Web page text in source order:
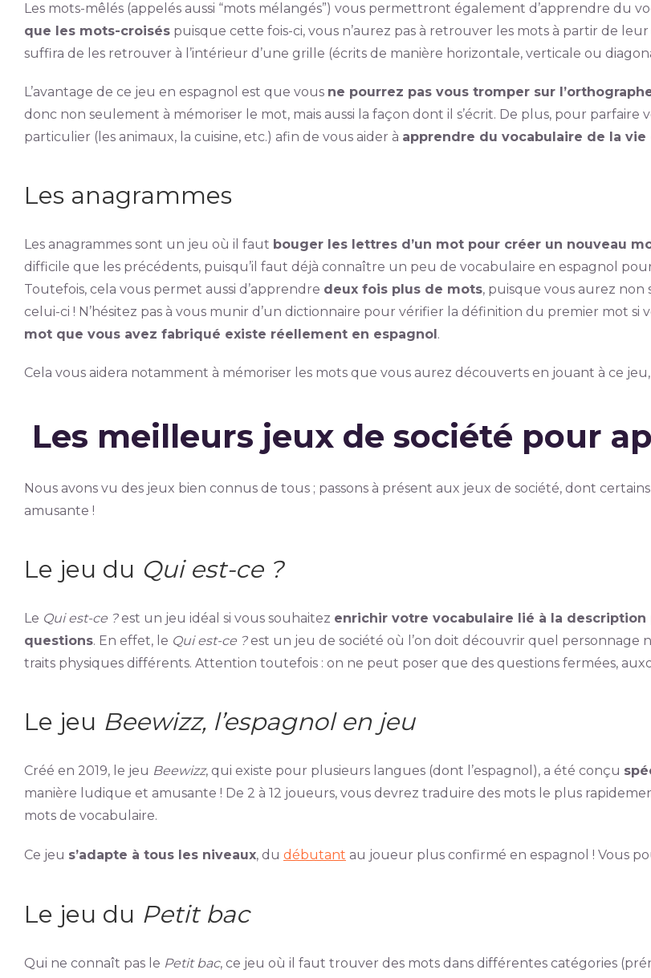
Les mots-mêlés (appelés aussi “mots mélangés”) vous permettront également d’apprendre du
que les mots-croiséspuisque cette fois-ci, vous n’aurez pas à retrouver les mots à partir de
suffira de les retrouver à l’intérieur d’une grille (écrits de manière horizontale, verticale ou
L’avantage de ce jeu en espagnol est que vous ne pourrez pas vous tromper sur
donc non seulement à mémoriser le mot, mais aussi la façon dont il s’écrit. De plus, pour
particulier (les animaux, la cuisine, etc.) afin de vous aider à apprendre du vocabulaire de la
Les anagrammes
Les anagrammes sont un jeu où il faut bouger les lettres d’un mot pour créer un nouveau
difficile que les précédents, puisqu’il faut déjà connaître un peu de vocabulaire en espagnol
Toutefois, cela vous permet aussi d’apprendre deux fois plus de mots, puisque vous aurez non
celui-ci ! N’hésitez pas à vous munir d’un dictionnaire pour vérifier la définition du premier mot si
mot que vous avez fabriqué existe réellement en espagnol.
Cela vous aidera notamment à mémoriser les mots que vous aurez découverts en jouant à ce
Les meilleurs jeux de société pour
Nous avons vu des jeux bien connus de tous ; passons à présent aux jeux de société, dont
amusante !
Le jeu du Qui est-ce ?
Le Qui est-ce ?est un jeu idéal si vous souhaitez enrichir votre vocabulaire lié à la description
questions. En effet, le Qui est-ce ?est un jeu de société où l’on doit découvrir quel personnage
traits physiques différents. Attention toutefois : on ne peut poser que des questions fermées,
Le jeu Beewizz, l’espagnol en jeu
Créé en 2019, le jeu Beewizz, qui existe pour plusieurs langues (dont l’espagnol), a été conçu
manière ludique et amusante ! De 2 à 12 joueurs, vous devrez traduire des mots le plus
mots de vocabulaire.
Ce jeu s’adapte à tous les niveaux, du débutant au joueur plus confirmé en espagnol ! Vous
Le jeu du Petit bac
Qui ne connaît pas le Petit bac, ce jeu où il faut trouver des mots dans différentes catégories